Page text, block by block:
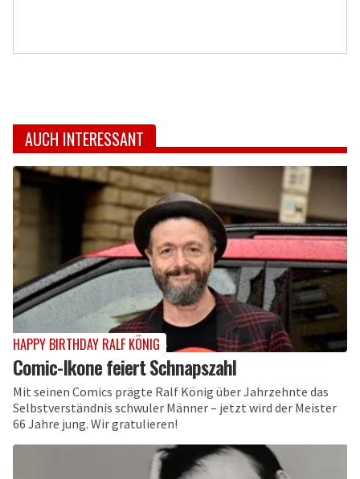
AUCH INTERESSANT
HAPPY BIRTHDAY RALF KÖNIG
Comic-Ikone feiert Schnapszahl
Mit seinen Comics prägte Ralf König über Jahrzehnte das
Selbstverständnis schwuler Männer – jetzt wird der Meister
66 Jahre jung. Wir gratulieren!